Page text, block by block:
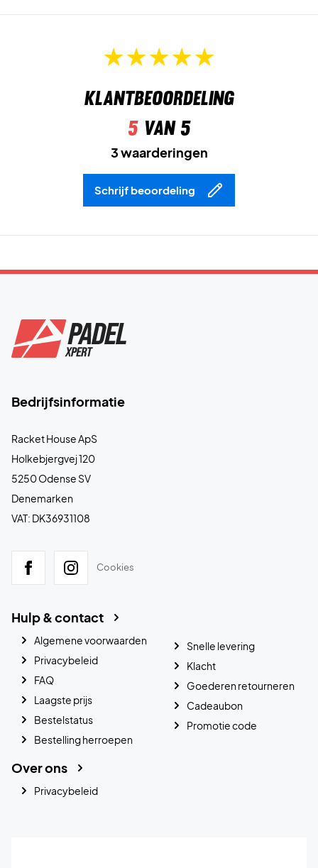
Klantbeoordeling
5van 5
3 waarderingen
Schrijf beoordeling
Bedrijfsinformatie
Racket House ApS
Holkebjergvej 120
5250 Odense SV
Denemarken
VAT: DK36931108
Cookies
Hulp & contact
Algemene voorwaarden
Privacybeleid
FAQ
Laagste prijs
Bestelstatus
Bestelling herroepen
Snelle levering
Klacht
Goederen retourneren
Cadeaubon
Promotie code
Over ons
Privacybeleid